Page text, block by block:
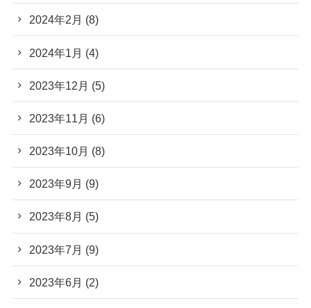
2024年2月 (8)
2024年1月 (4)
2023年12月 (5)
2023年11月 (6)
2023年10月 (8)
2023年9月 (9)
2023年8月 (5)
2023年7月 (9)
2023年6月 (2)